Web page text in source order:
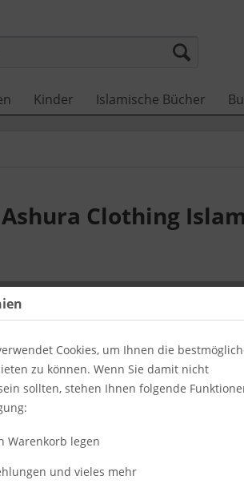
Kinder Islamische Bücher
Clothing
inkl.
Cookies, um Ihnen die
zu können. Wenn Sie damit nicht
sollten, stehen Ihnen folgende
Warenkorb legen
und vieles mehr